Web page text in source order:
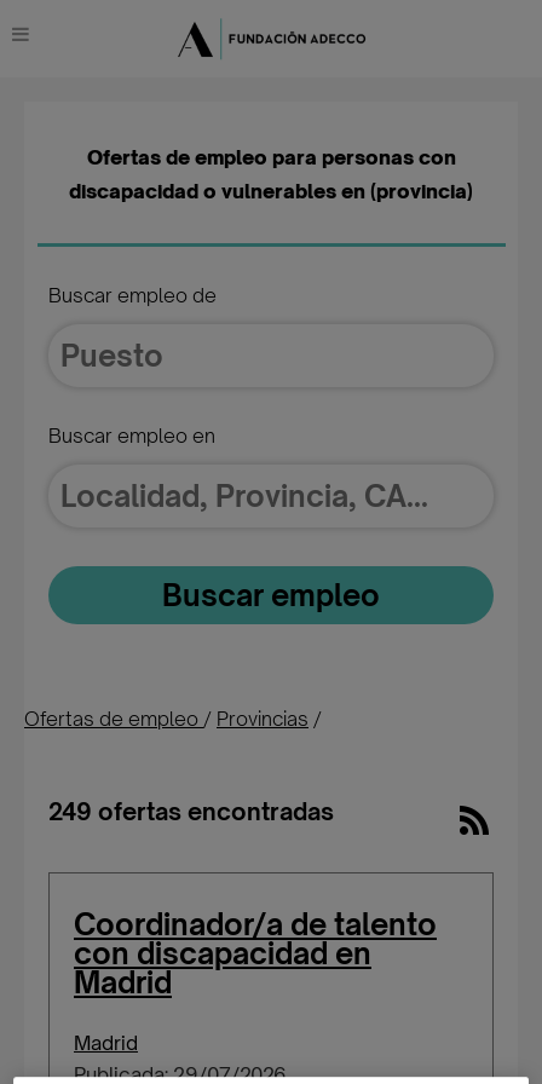
Buscar empleo de
Buscar empleo en
Buscar empleo
Ofertas de empleo para personas con
discapacidad o vulnerables en (provincia)
Ofertas de empleo / Provincias /
249 ofertas encontradas
Coordinador/a de talento
con discapacidad en
Madrid
Madrid
Publicada: 29/07/2026